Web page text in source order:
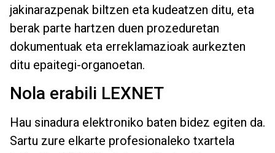
jakinarazpenak biltzen eta kudeatzen ditu, eta
berak parte hartzen duen prozeduretan
dokumentuak eta erreklamazioak aurkezten
ditu epaitegi-organoetan.
Nola erabili LEXNET
Hau sinadura elektroniko baten bidez egiten da.
Sartu zure elkarte profesionaleko txartela